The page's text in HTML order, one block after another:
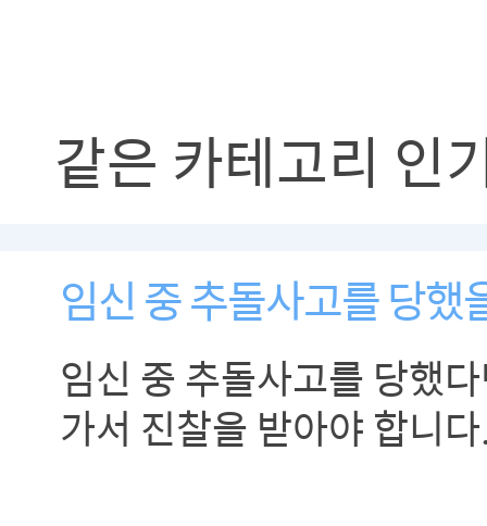
같은 카테고리 인
임신 중 추돌사고를 당했
임신 중 추돌사고를 당했
가서 진찰을 받아야 합니